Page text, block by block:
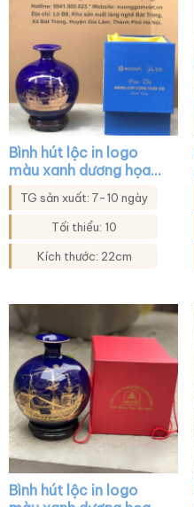
Bình hút lộc in logo
màu xanh dương họa
tiết thuyền buồm XG-
BHL03
TG sản xuất: 7-10 ngày
Tối thiểu: 10
Kích thước: 22cm
Bình hút lộc in logo